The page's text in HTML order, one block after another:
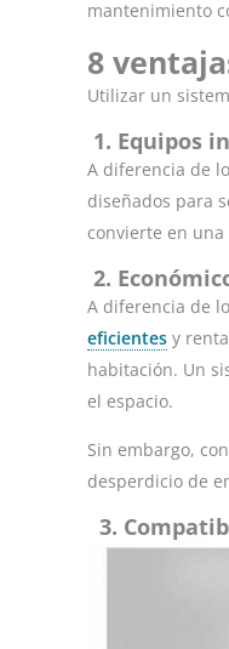
mantenimiento
8
Utilizar un
1. Equipos
A diferencia de
diseñados para
convierte en
2.
A diferencia de
eficientes y
habitación. Un
el espacio.
Sin embargo,
desperdicio de
3.